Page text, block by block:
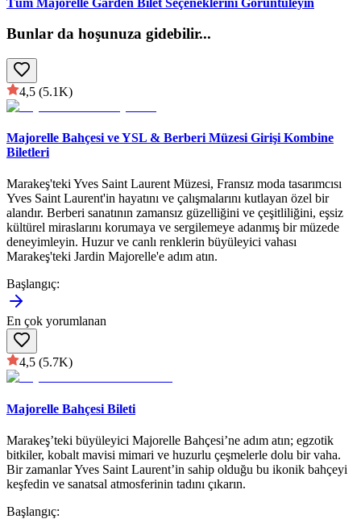
Bunlar da hoşunuza gidebilir...
4,5 (5.1K)
Majorelle Bahçesi ve YSL & Berberi Müzesi Girişi Kombine
Biletleri
Marakeş'teki Yves Saint Laurent Müzesi, Fransız moda tasarımcısı
Yves Saint Laurent'in hayatını ve çalışmalarını kutlayan özel bir
alandır. Berberi sanatının zamansız güzelliğini ve çeşitliliğini, eşsiz
kültürel miraslarını korumaya ve sergilemeye adanmış bir müzede
deneyimleyin. Huzur ve canlı renklerin büyüleyici vahası
Marakeş'teki Jardin Majorelle'e adım atın.
Başlangıç:
En çok yorumlanan
4,5 (5.7K)
Majorelle Bahçesi Bileti
Marakeş’teki büyüleyici Majorelle Bahçesi’ne adım atın; egzotik
bitkiler, kobalt mavisi mimari ve huzurlu çeşmelerle dolu bir vaha.
Bir zamanlar Yves Saint Laurent’in sahip olduğu bu ikonik bahçeyi
keşfedin ve sanatsal atmosferinin tadını çıkarın.
Başlangıç: